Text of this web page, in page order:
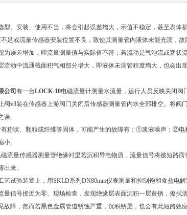
型、安装、使用不当，将会引起误差增大，示值不稳定，甚至表体损
不足或流量传感器安装位置不良，致使其测量管内液体未能充满，
为误差增加，即流量测量值与实际值不符；若流动是气泡流或塞
流动中流通截面积气相部分增大，即液体未满管程度增大，也会
公司 有一台LOCK-10电磁流量计测量水流量，运行人员反映关闭
阀却装在传感器上游阀门关闭后传感器测量管内水全部排空。将
。
有粉状、颗粒或纤维等固体，可能产生的故障有；①浆液噪声；②
。
流量传感器测量管绝缘衬里若沉积导电物质，流量信号将被短路
来。
艺试验装置上，用SKLD系列DN80mm仪表测量和控制饱和食盐电
量信号接近为零。现场检查，发现绝缘层表面沉积一层黄锈，擦拭
故障，然而若黑色金属管道锈蚀严重，沉积锈层，也会有此短路